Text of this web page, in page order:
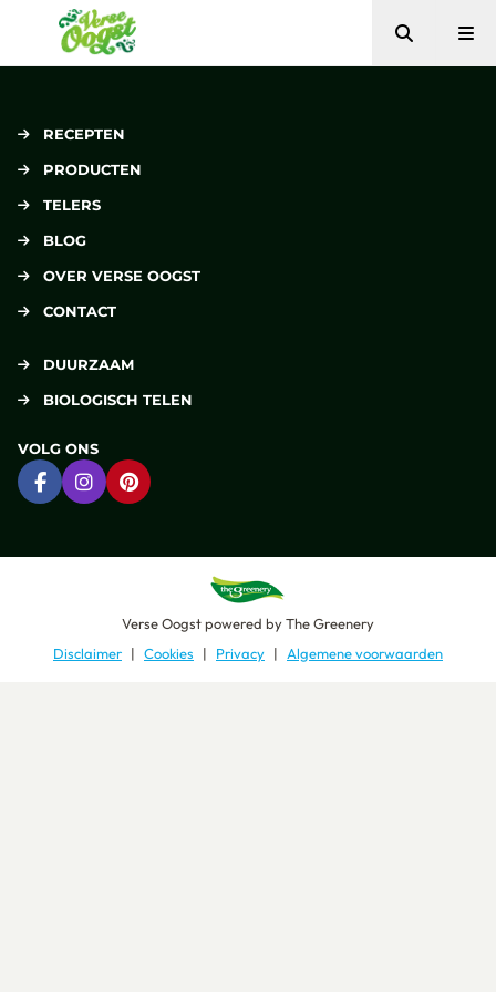
Verse Oogst
Zoeken
RECEPTEN
PRODUCTEN
TELERS
BLOG
OVER VERSE OOGST
CONTACT
DUURZAAM
BIOLOGISCH TELEN
VOLG ONS
Ga naar Facebook
Ga naar Instagram
Ga naar Pinterest
Verse Oogstpowered byThe Greenery
Disclaimer
Cookies Privacy Algemene voorwaarden